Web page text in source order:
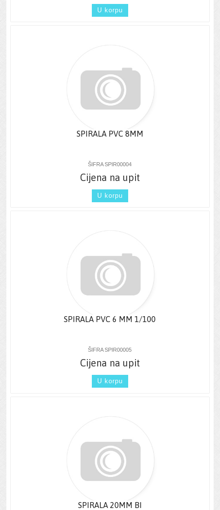
U korpu
SPIRALA PVC 8MM
ŠIFRA SPIR00004
Cijena na upit
U korpu
SPIRALA PVC 6 MM 1/100
ŠIFRA SPIR00005
Cijena na upit
U korpu
SPIRALA 20MM BI